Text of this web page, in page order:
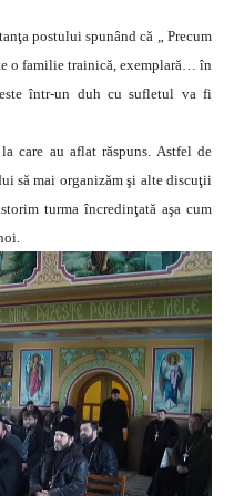
postului spunând că „ Precum
o familie trainică, exemplară… în
într-un duh cu sufletul va fi
care au aflat răspuns. Astfel de
să mai organizăm şi alte discuţii
turma încredinţată aşa cum